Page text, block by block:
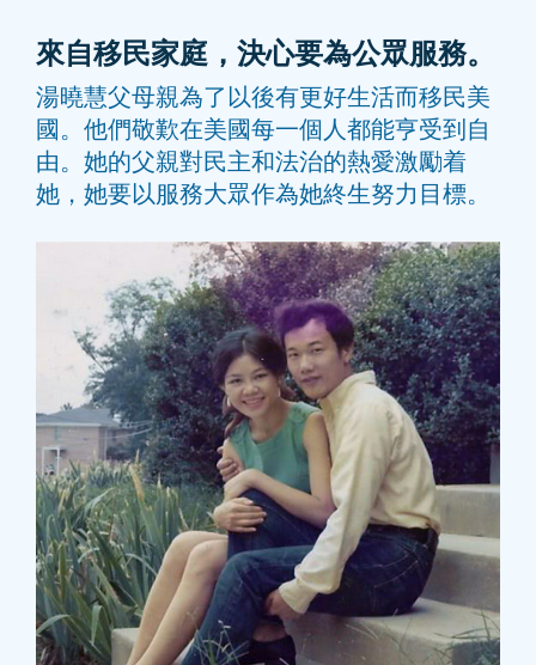
來自移民家庭，決心要為公眾服務。
湯曉慧父母親為了以後有更好生活而移民美
國。他們敬歎在美國每一個人都能亨受到自
由。她的父親對民主和法治的熱愛激勵着
她，她要以服務大眾作為她終生努力目標。